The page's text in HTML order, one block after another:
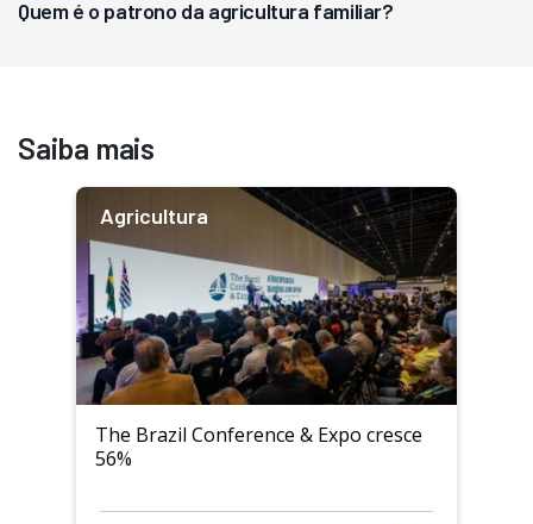
Quem é o patrono da agricultura familiar?
Saiba mais
Agricultura
The Brazil Conference & Expo cresce
56%